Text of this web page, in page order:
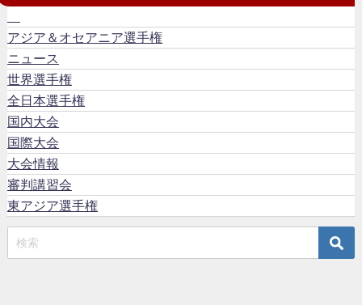
アジア＆オセアニア選手権
ニュース
世界選手権
全日本選手権
国内大会
国際大会
大会情報
審判講習会
東アジア選手権